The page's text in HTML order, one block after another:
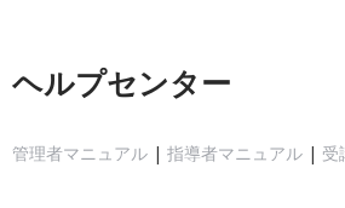
ヘルプセンター
管理者マニュアル | 指導者マニュアル | 受